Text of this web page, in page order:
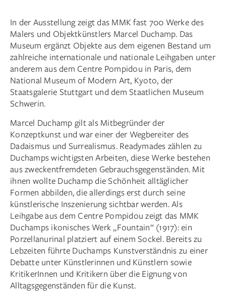
In der Ausstellung zeigt das MMK fast 700 Werke des
Malers und Objektkünstlers Marcel Duchamp. Das
Museum ergänzt Objekte aus dem eigenen Bestand um
zahlreiche internationale und nationale Leihgaben unter
anderem aus dem Centre Pompidou in Paris, dem
National Museum of Modern Art, Kyoto, der
Staatsgalerie Stuttgart und dem Staatlichen Museum
Schwerin.
Marcel Duchamp gilt als Mitbegründer der
Konzeptkunst und war einer der Wegbereiter des
Dadaismus und Surrealismus. Readymades zählen zu
Duchamps wichtigsten Arbeiten, diese Werke bestehen
aus zweckentfremdeten Gebrauchsgegenständen. Mit
ihnen wollte Duchamp die Schönheit alltäglicher
Formen abbilden, die allerdings erst durch seine
künstlerische Inszenierung sichtbar werden. Als
Leihgabe aus dem Centre Pompidou zeigt das MMK
Duchamps ikonisches Werk „Fountain“ (1917): ein
Porzellanurinal platziert auf einem Sockel. Bereits zu
Lebzeiten führte Duchamps Kunstverständnis zu einer
Debatte unter Künstlerinnen und Künstlern sowie
KritikerInnen und Kritikern über die Eignung von
Alltagsgegenständen für die Kunst.